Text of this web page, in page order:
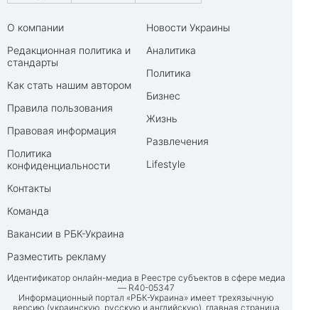
О компании
Редакционная политика и
стандарты
Как стать нашим автором
Правила пользования
Правовая информация
Политика
конфиденциальности
Контакты
Команда
Вакансии в РБК-Украина
Разместить рекламу
Новости Украины
Аналитика
Политика
Бизнес
Жизнь
Развлечения
Lifestyle
Идентификатор онлайн-медиа в Реестре субъектов в сфере медиа
— R40-05347
Информационный портал «РБК-Украина» имеет трехязычную
версию (украинскую, русскую и английскую), главная страница